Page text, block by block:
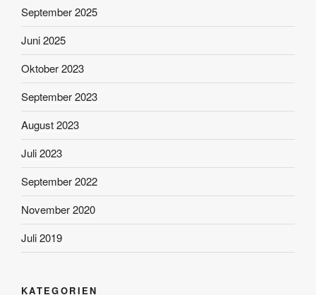
September 2025
Juni 2025
Oktober 2023
September 2023
August 2023
Juli 2023
September 2022
November 2020
Juli 2019
KATEGORIEN